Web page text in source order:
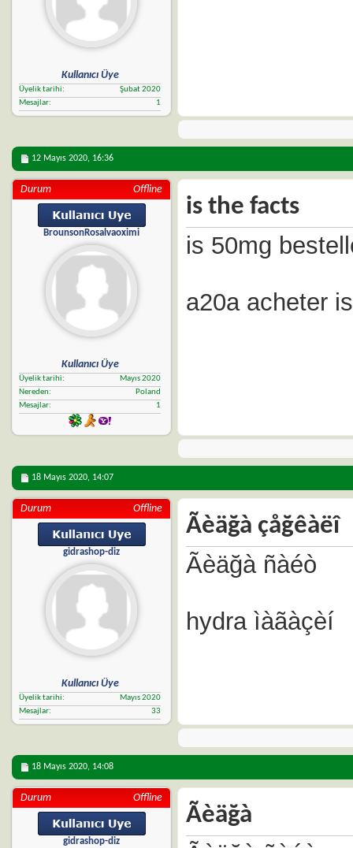
Kullanıcı Üye
Üyelik tarihi
Şubat 2020
Mesajlar
1
12 Mayıs 2020, 16:36
Durum Offline
BrounsonRosalvaoximi
Kullanıcı Üye
Üyelik tarihi
Mayıs 2020
Nereden
Poland
Mesajlar
1
is the facts
is 50mg
a20a acheter
18 Mayıs 2020, 14:07
Durum Offline
gidrashop-diz
Kullanıcı Üye
Üyelik tarihi
Mayıs 2020
Mesajlar
33
Ãèäğà çåğêàëî
Ãèäğà ñàéò
hydra ìàãàçèí
18 Mayıs 2020, 14:08
Durum Offline
gidrashop-diz
Ãèäğà